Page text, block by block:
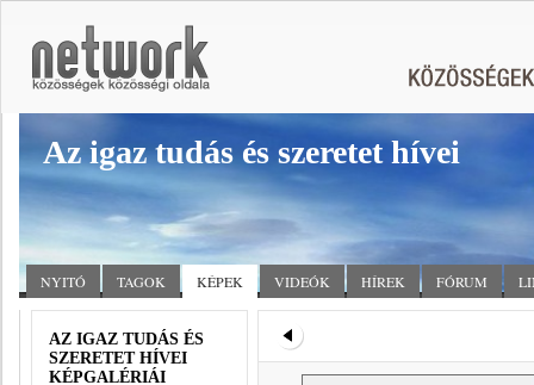
Az igaz tudás és szeretet hívei
NYITÓ TAGOK KÉPEK VIDEÓK HÍREK FÓRUM
AZ IGAZ TUDÁS ÉS
SZERETET HÍVEI
KÉPGALÉRIÁI